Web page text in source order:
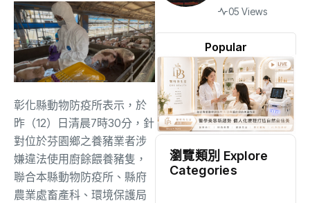
彰化縣動物防疫所表示，於
昨（12）日清晨7時30分，針
對位於芬園鄉之養豬業者涉
嫌違法使用廚餘餵養豬隻，
聯合本縣動物防疫所、縣府
農業處畜產科、環境保護局
Popular
05 Views
瀏覽類別 Explore
Categories